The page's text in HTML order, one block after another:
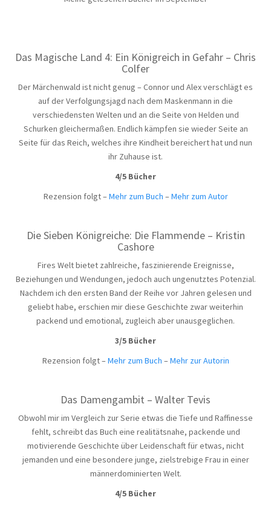
Das Magische Land 4: Ein Königreich in Gefahr – Chris
Colfer
Der Märchenwald ist nicht genug – Connor und Alex verschlägt es
auf der Verfolgungsjagd nach dem Maskenmann in die
verschiedensten Welten und an die Seite von Helden und
Schurken gleichermaßen. Endlich kämpfen sie wieder Seite an
Seite für das Reich, welches ihre Kindheit bereichert hat und nun
ihr Zuhause ist.
4/5 Bücher
Rezension folgt – Mehr zum Buch – Mehr zum Autor
Die Sieben Königreiche: Die Flammende – Kristin
Cashore
Fires Welt bietet zahlreiche, faszinierende Ereignisse,
Beziehungen und Wendungen, jedoch auch ungenutztes Potenzial.
Nachdem ich den ersten Band der Reihe vor Jahren gelesen und
geliebt habe, erschien mir diese Geschichte zwar weiterhin
packend und emotional, zugleich aber unausgeglichen.
3/5 Bücher
Rezension folgt – Mehr zum Buch – Mehr zur Autorin
Das Damengambit – Walter Tevis
Obwohl mir im Vergleich zur Serie etwas die Tiefe und Raffinesse
fehlt, schreibt das Buch eine realitätsnahe, packende und
motivierende Geschichte über Leidenschaft für etwas, nicht
jemanden und eine besondere junge, zielstrebige Frau in einer
männerdominierten Welt.
4/5 Bücher